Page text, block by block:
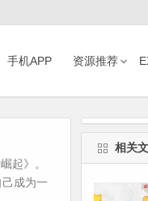
手机APP 资源推荐
起》。
成为一
相关